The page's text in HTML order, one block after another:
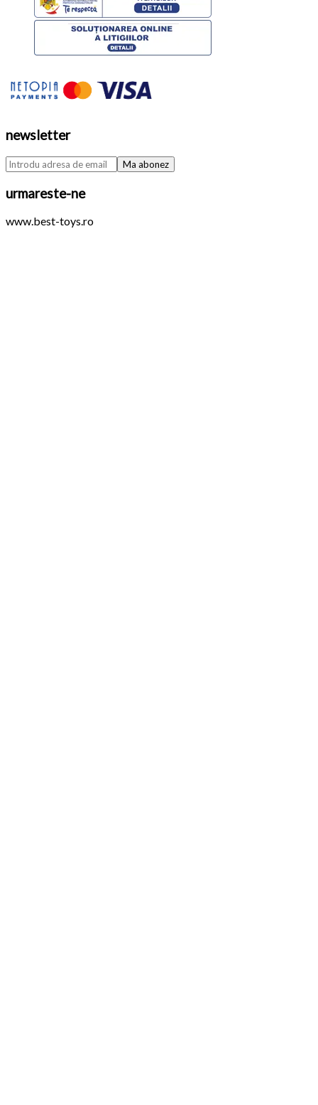
newsletter
urmareste-ne
www.best-toys.ro